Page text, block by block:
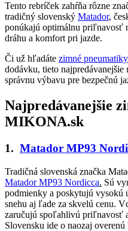
Tento rebríček zahŕňa rôzne
tradičný slovenský Matador,
ponúkajú optimálnu priľnavosť
dráhu a komfort pri jazde.
Či už hľadáte zimné pneumatiky
dodávku, tieto
správnu výbavu pre bezpečnú
Najpredávanejšie
MIKONA.sk
1. Matador MP93
Tradičná slovenská značka
Matador MP93 Nordicca. Sú
podmienky a poskytujú vysokú
snehu aj ľade za skvelú cenu.
zaručujú spoľahlivú priľnavosť
Slovensku ide o naozaj